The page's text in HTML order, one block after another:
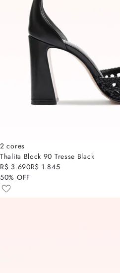
2 cores
Thalita Block 90 Tresse Black
R$ 3.690R$ 1.845
50% OFF